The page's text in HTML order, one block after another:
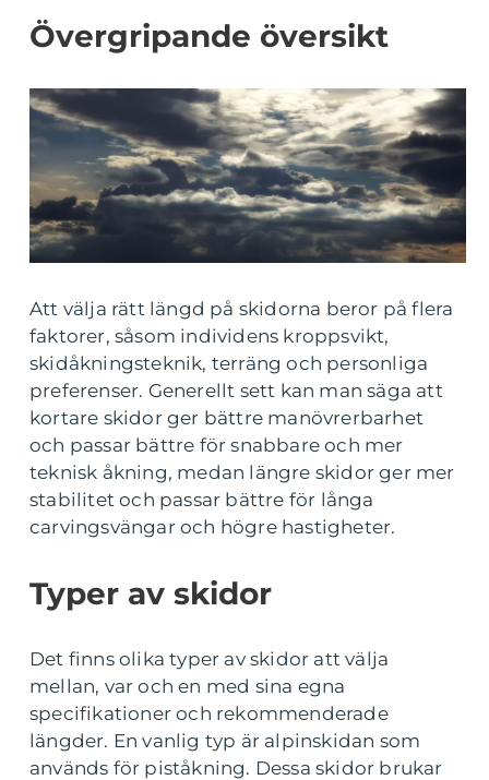
Övergripande översikt
Att välja rätt längd på skidorna beror på flera
faktorer, såsom individens kroppsvikt,
skidåkningsteknik, terräng och personliga
preferenser. Generellt sett kan man säga att
kortare skidor ger bättre manövrerbarhet
och passar bättre för snabbare och mer
teknisk åkning, medan längre skidor ger mer
stabilitet och passar bättre för långa
carvingsvängar och högre hastigheter.
Typer av skidor
Det finns olika typer av skidor att välja
mellan, var och en med sina egna
specifikationer och rekommenderade
längder. En vanlig typ är alpinskidan som
används för piståkning. Dessa skidor brukar